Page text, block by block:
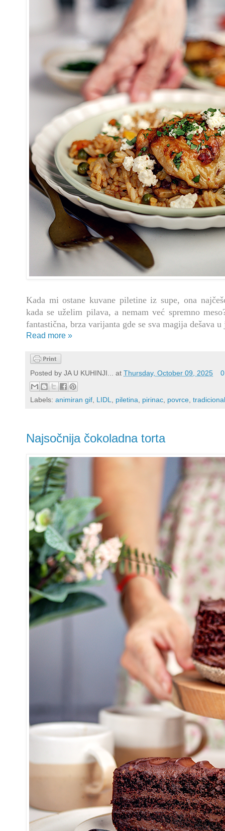
Kada mi ostane kuvane piletine iz supe, ona
kada se uželim pilava, a nemam već spremno
fantastična, brza varijanta gde se sva magija dešava
Read more »
Posted by JA U KUHINJI... at Thursday, October 09, 2025
Labels: animiran gif, LIDL, piletina, pirinac, povrce,
Najsočnija čokoladna torta